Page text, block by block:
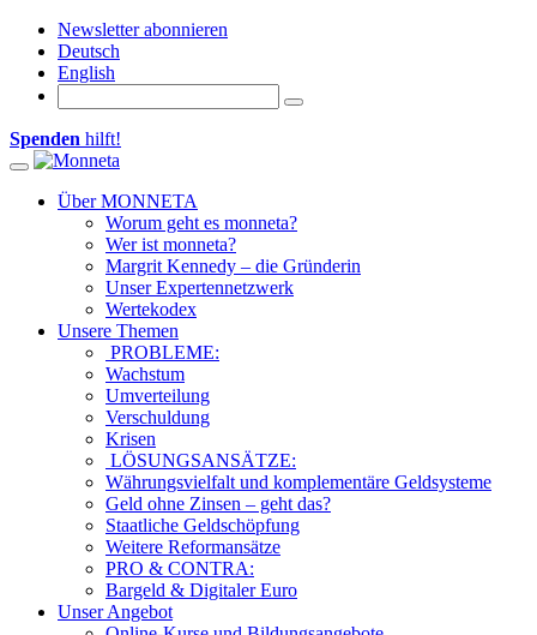
Newsletter abonnieren
Deutsch
English
Spenden hilft!
Toggle navigation
Über MONNETA
Worum geht es monneta?
Wer ist monneta?
Margrit Kennedy – die Gründerin
Unser Expertennetzwerk
Wertekodex
Unsere Themen
PROBLEME:
Wachstum
Umverteilung
Verschuldung
Krisen
LÖSUNGSANSÄTZE:
Währungsvielfalt und komplementäre Geldsysteme
Geld ohne Zinsen – geht das?
Staatliche Geldschöpfung
Weitere Reformansätze
PRO & CONTRA:
Bargeld & Digitaler Euro
Unser Angebot